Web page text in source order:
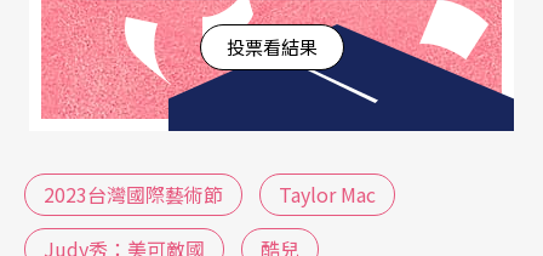
回到「變裝文化現身劇場」的期待中，除了Judy本
身的造型和演唱歌曲時的燈光效果外，其他設計元
素，包括（樂手的）服裝、道具與舞台美學，似乎
「舞蹈」元素也稍顯不足。對我而言，未能在此作
品當中看見ballroom文化（註2）
投票看結果
2023台灣國際藝術節
Taylor Mac
Judy秀：美可敵國
酷兒